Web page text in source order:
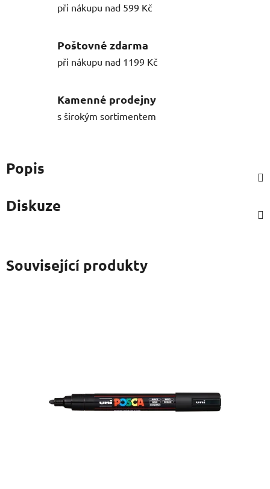
při nákupu nad 599 Kč
Poštovné zdarma
při nákupu nad 1199 Kč
Kamenné prodejny
s širokým sortimentem
Popis
Diskuze
Související produkty